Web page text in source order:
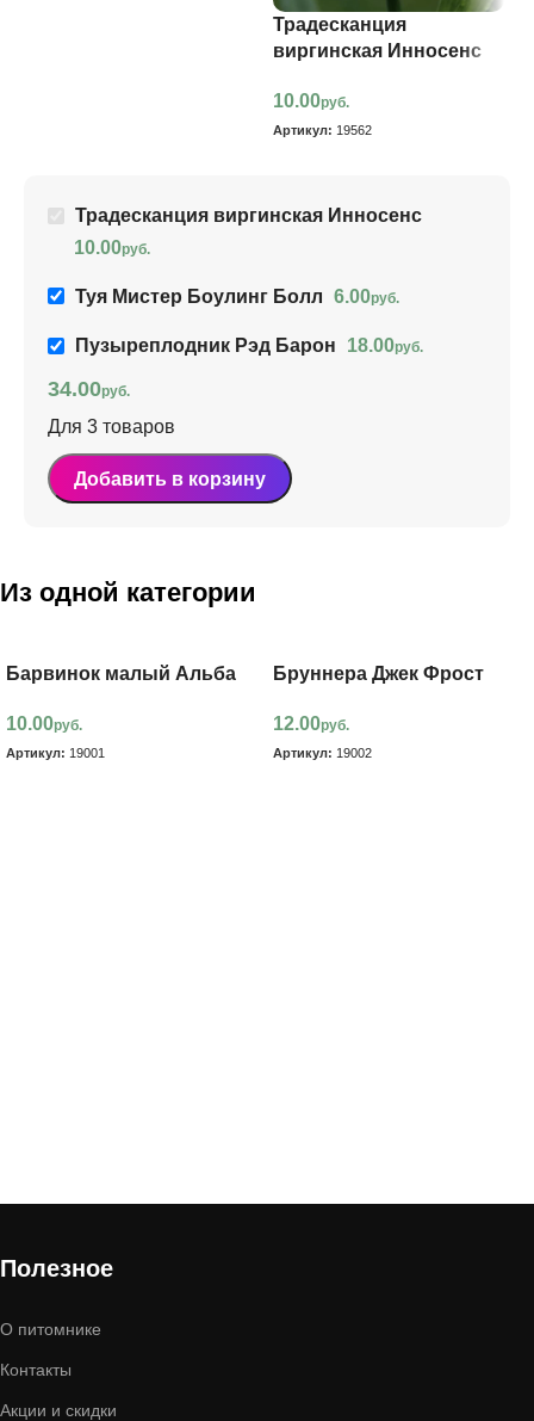
Традесканция
виргинская Инносенс
10.00руб.
Артикул: 19562
Традесканция виргинская Инносенс
10.00руб.
Туя Мистер Боулинг Болл 6.00руб.
Пузыреплодник Рэд Барон 18.00руб.
34.00руб.
Для 3 товаров
Добавить в корзину
Из одной категории
Барвинок малый Альба
10.00руб.
Артикул: 19001
Бруннера Джек Фрост
12.00руб.
Артикул: 19002
Полезное
О питомнике
Контакты
Акции и скидки